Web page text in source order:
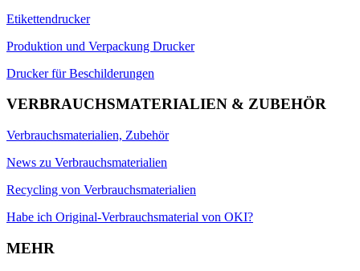
Etikettendrucker
Produktion und Verpackung Drucker
Drucker für Beschilderungen
VERBRAUCHSMATERIALIEN & ZUBEHÖR
Verbrauchsmaterialien, Zubehör
News zu Verbrauchsmaterialien
Recycling von Verbrauchsmaterialien
Habe ich Original-Verbrauchsmaterial von OKI?
MEHR